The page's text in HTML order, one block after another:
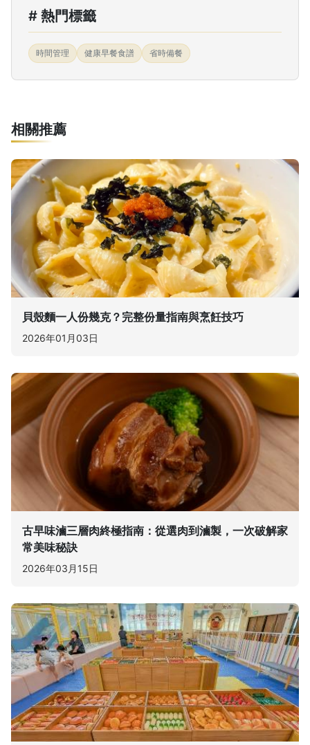
# 熱門標籤
時間管理 健康早餐食譜 省時備餐
相關推薦
貝殼麵一人份幾克？完整份量指南與烹飪技巧
2026年01月03日
古早味滷三層肉終極指南：從選肉到滷製，一次破解家
常美味秘訣
2026年03月15日